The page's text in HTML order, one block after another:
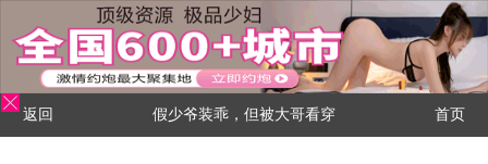
返回 假少爷装乖，但被大哥看穿 首页